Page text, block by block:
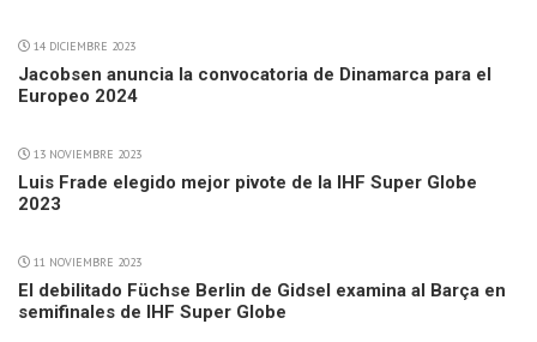
14 DICIEMBRE 2023
Jacobsen anuncia la convocatoria de Dinamarca para el
Europeo 2024
13 NOVIEMBRE 2023
Luis Frade elegido mejor pivote de la IHF Super Globe
2023
11 NOVIEMBRE 2023
El debilitado Füchse Berlin de Gidsel examina al Barça en
semifinales de IHF Super Globe